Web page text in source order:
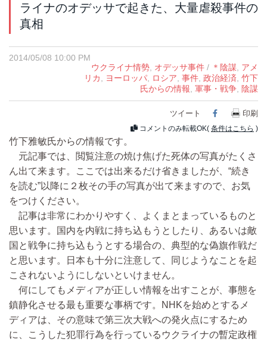
ライナのオデッサで起きた、大量虐殺事件の
真相
2014/05/08 10:00 PM
ウクライナ情勢 オデッサ事件 / ＊陰謀 アメ
リカ
ヨーロッパ ロシア 事件 政治経済 竹下
氏からの情報 軍事・戦争 陰謀
ツイート Facebook
印刷
コメントのみ転載OK( 条件はこちら )
竹下雅敏氏からの情報です。
元記事では、閲覧注意の焼け焦げた死体の写真がたくさ
ん出て来ます。ここでは出来るだけ省きましたが、“続き
を読む”以降に２枚その手の写真が出て来ますので、お気
をつけください。
記事は非常にわかりやすく、よくまとまっているものと
思います。国内を内戦に持ち込もうとしたり、あるいは敵
国と戦争に持ち込もうとする場合の、典型的な偽旗作戦だ
と思います。日本も十分に注意して、同じようなことを起
こされないようにしないといけません。
何にしてもメディアが正しい情報を出すことが、事態を
鎮静化させる最も重要な事柄です。NHKを始めとするメ
ディアは、その意味で第三次大戦への発火点にするため
に、こうした犯罪行為を行っているウクライナの暫定政権